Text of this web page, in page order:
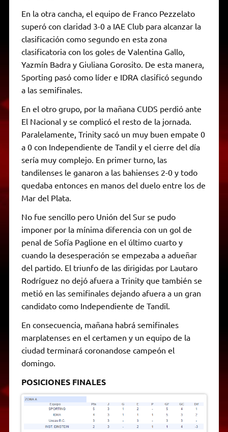
En la otra cancha, el equipo de Franco Pezzelato
superó con claridad 3-0 a IAE Club para alcanzar la
clasificación como segundo en esta zona
clasificatoria con los goles de Valentina Gallo,
Yazmín Badra y Giuliana Gorosito. De esta manera,
Sporting pasó como líder e IDRA clasificó segundo
a las semifinales.
En el otro grupo, por la mañana CUDS perdió ante
El Nacional y se complicó el resto de la jornada.
Paralelamente, Trinity sacó un muy buen empate 0
a 0 con Independiente de Tandil y el cierre del día
sería muy complejo. En primer turno, las
tandilenses le ganaron a las bahienses 2-0 y todo
quedaba entonces en manos del duelo entre los de
Mar del Plata.
No fue sencillo pero Unión del Sur se pudo
imponer por la mínima diferencia con un gol de
penal de Sofía Paglione en el último cuarto y
cuando la desesperación se empezaba a adueñar
del partido. El triunfo de las dirigidas por Lautaro
Rodríguez no dejó afuera a Trinity que también se
metió en las semifinales dejando afuera a un gran
candidato como Independiente de Tandil.
En consecuencia, mañana habrá semifinales
marplatenses en el certamen y un equipo de la
ciudad terminará coronandose campeón el
domingo.
POSICIONES FINALES